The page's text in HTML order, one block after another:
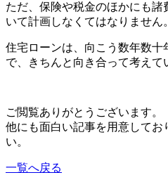
ただ、保険や税金のほかにも
いて計画しなくてはなりません。
住宅ローンは、向こう数年数
で、きちんと向き合って考えて
ご閲覧ありがとうございます。
他にも面白い記事を用意してお
い。
一覧へ戻る